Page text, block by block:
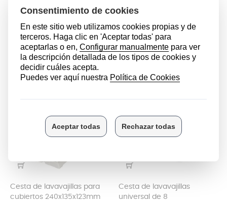
inferior de lavavajillas Beko
Precio
8,50 €
cubiertos con 8
Repuestos lavavajillas
Precio
9,99 €
Cesta de lavavajillas para
cubiertos 240x135x123mm
Cesta de lavavajillas
universal de 8